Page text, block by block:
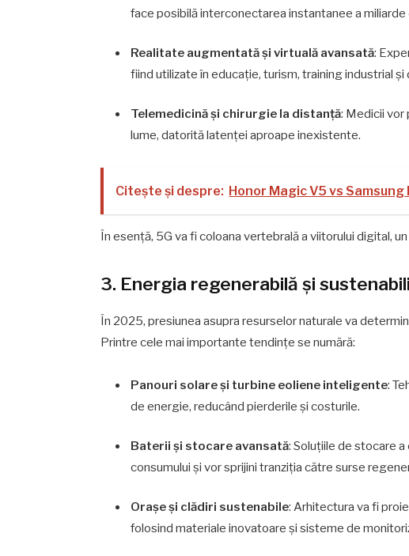
face posibilă interconectarea instantanee a
Realitate augmentată și virtuală avansată:
fiind utilizate în educație, turism, training industrial
Telemedicină și chirurgie la distanță: Medicii vor
lume, datorită latenței aproape inexistente.
Citește și despre: Honor Magic V5 vs
În esență, 5G va fi coloana vertebrală a viitorului digital,
3. Energia regenerabilă și
În 2025, presiunea asupra resurselor naturale va
Printre cele mai importante tendințe se numără:
Panouri solare și turbine eoliene inteligente:
de energie, reducând pierderile și costurile.
Baterii și stocare avansată: Soluțiile de stocare
consumului și vor sprijini tranziția către surse
Orașe și clădiri sustenabile: Arhitectura va fi
folosind materiale inovatoare și sisteme de